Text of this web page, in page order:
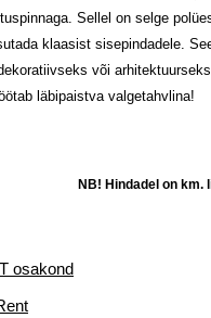
Sellel on selge
klaasist sisepindadele.
või
läbipaistva valgetahvlina!
NB! Hindadel on km.
osakond